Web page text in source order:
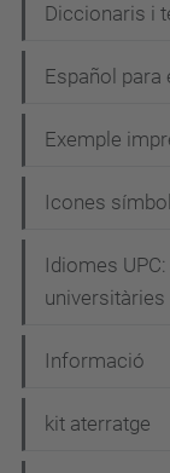
Diccionaris i
Español para
Exemple
Icones
Idiomes
universitàries
Informació
kit aterratge